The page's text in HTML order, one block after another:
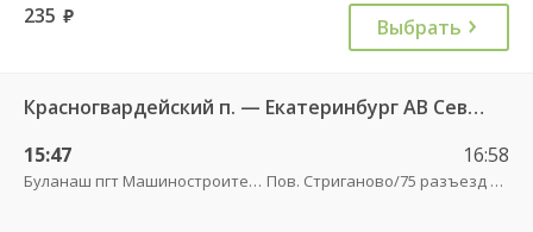
235 руб. Выбрать
Красногвардейский п. — Екатеринбург АВ Северный 997
15:47
Буланаш пгт Машиностроителей
16:58
Пов. Стриганово/75 разъезд трасса